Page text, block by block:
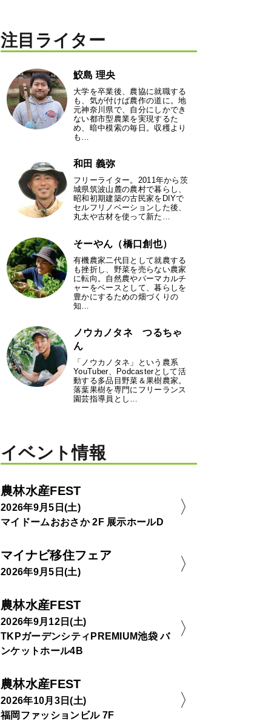
注目ライター
鮫島 理央
大学を卒業後、農協に就職する
も、気が付けば農作の道に。地
元神奈川県で、自分にしかでき
ない都市型農業を実現するた
め、暗中模索の毎日。収穫より
も…
和田 義弥
フリーライター。2011年から茨
城県筑波山麓の農村で暮らし、
昭和初期建築の古民家をDIYで
セルフリノベーションした後、
丸太や古材を使って新た…
そーやん（橋口創也）
有機農家二代目として就農する
も挫折し、野菜を売らない農家
に転向。自然農やパーマカルチ
ャーをベースとして、暮らしを
豊かにするための畑づくりの
知…
ノウカノタネ つるちゃ
ん
「ノウカノタネ」という農系
YouTuber、Podcasterとして活
動する多品目野菜＆果樹農家。
落葉果樹を専門にフリーランス
園芸指導員とし…
イベント情報
農林水産FEST
2026年9月5日(土)
マイドームおおさか 2F 展示ホールD
マイナビ移住フェア
2026年9月5日(土)
農林水産FEST
2026年9月12日(土)
TKPガーデンシティPREMIUM池袋 バ
ンケットホール4B
農林水産FEST
2026年10月3日(土)
福岡ファッションビル 7F